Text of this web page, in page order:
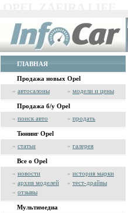
ГЛАВНАЯ
Продажа новых Opel
» автосалоны » модели и цены
Продажа б/у Opel
» поиск авто » продать
Тюнинг Opel
» статьи » галерея
Все о Opel
» новости » история марки
» архив моделей » тест-драйвы
» отзывы
Мультимедиа